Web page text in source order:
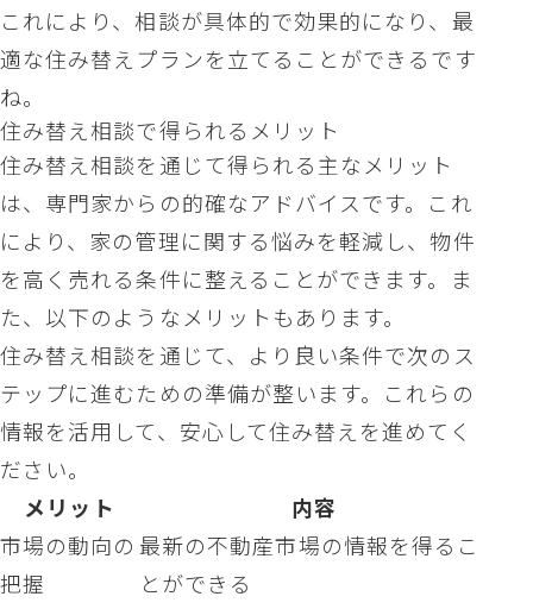
これにより、相談が具体的で効果的になり、最
適な住み替えプランを立てることができるです
ね。
住み替え相談で得られるメリット
住み替え相談を通じて得られる主なメリット
は、専門家からの的確なアドバイスです。これ
により、家の管理に関する悩みを軽減し、物件
を高く売れる条件に整えることができます。ま
た、以下のようなメリットもあります。
住み替え相談を通じて、より良い条件で次のス
テップに進むための準備が整います。これらの
情報を活用して、安心して住み替えを進めてく
ださい。
メリット
内容
市場の動向の
把握
最新の不動産市場の情報を得るこ
とができる